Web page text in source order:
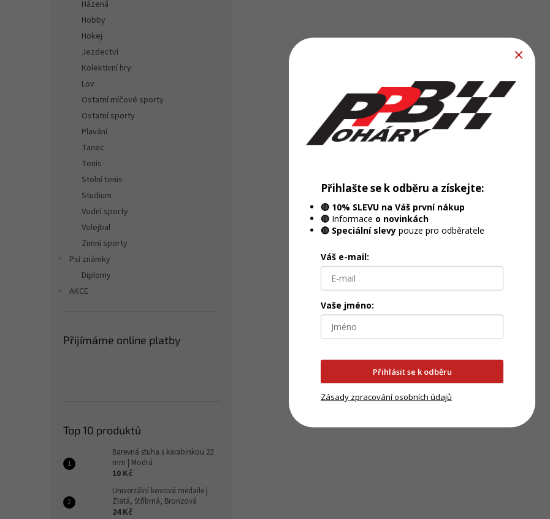
Házená
Hobby
Hokej
Jezdectví
Kolektivní hry
Lov
Ostatní míčové sporty
Ostatní sporty
Plavání
Tanec
Tenis
Stolní tenis
Studium
Vodní sporty
Volejbal
Zimní sporty
Psí známky
Diplomy
AKCE
Přijímáme online platby
Top 10 produktů
Barevná stuha s karabinkou 22
mm | Modrá
10 Kč
Univerzální kovová medaile |
Zlatá, Stříbrná, Bronzová
24 Kč
Přihlašte se k odběru a získejte:
🔴 10% SLEVU na Váš první nákup
🔴 Informace o novinkách
🔴 Speciální slevy pouze pro odběratele
Váš e-mail:
Vaše jméno:
Přihlásit se k odběru
Zásady zpracování osobních údajů